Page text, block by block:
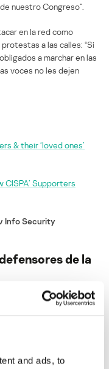
and ads, to
nuestro Congreso”.
en la red como
a las calles: “Si
a marchar en las
voces no les dejen
& their ‘loved ones’
CISPA’ Supporters
Info Security
de la
será publicada. Los